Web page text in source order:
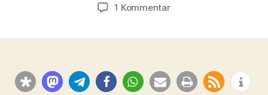
1 Kommentarzu
2019)